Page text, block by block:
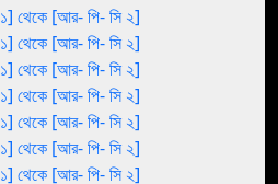
থেকে [আর- পি- সি ২]
থেকে [আর- পি- সি ২]
থেকে [আর- পি- সি ২]
থেকে [আর- পি- সি ২]
থেকে [আর- পি- সি ২]
থেকে [আর- পি- সি ২]
থেকে [আর- পি- সি ২]